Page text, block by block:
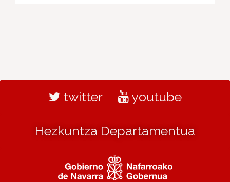
twitter youtube
Hezkuntza Departamentua